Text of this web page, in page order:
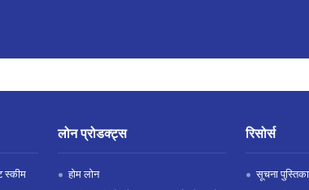
स्कीम
लोन प्रोडक्ट्स
होम लोन
रिसोर्स
सूचना पुस्तिका